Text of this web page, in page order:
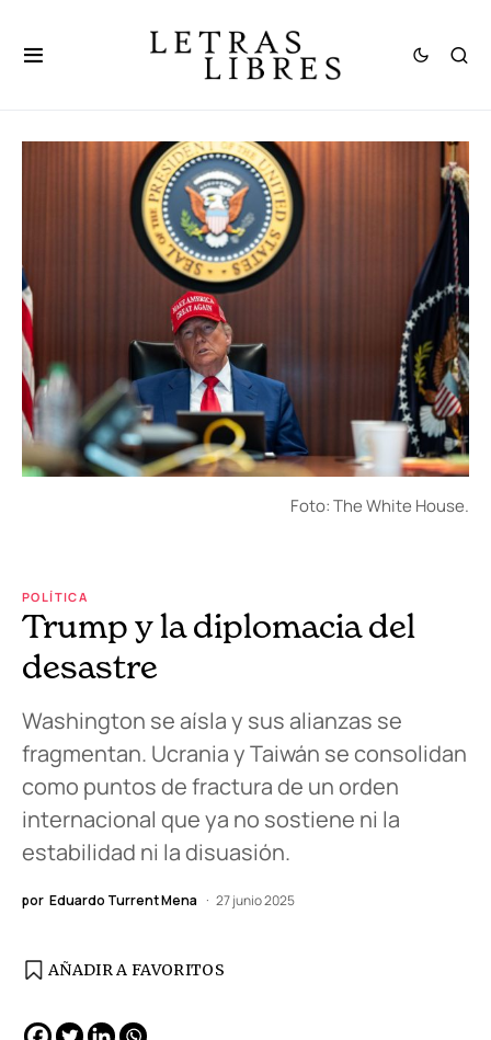
Foto: The White House.
POLÍTICA
Trump y la diplomacia del
desastre
Washington se aísla y sus alianzas se
fragmentan. Ucrania y Taiwán se consolidan
como puntos de fractura de un orden
internacional que ya no sostiene ni la
estabilidad ni la disuasión.
por Eduardo Turrent Mena 27 junio 2025
AÑADIR A FAVORITOS